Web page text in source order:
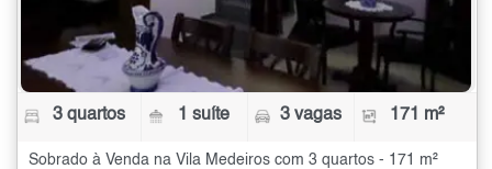
3 quartos 1 suíte 3 vagas 171 m²
Sobrado à Venda na Vila Medeiros com 3 quartos - 171 m²